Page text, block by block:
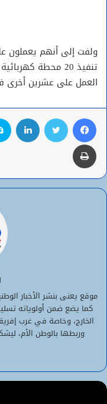
ولفت إلى أنهم يعملون
تنفيذ 20 محطة
العمل على عشرين أخرى في
فيسبوك تويتر
طباعة
موقع يعنى بنشر الأخبار
كما يضع ضمن أولوياته
الخارج، وخاصة في غرب
وربطها بالوطن الأم،